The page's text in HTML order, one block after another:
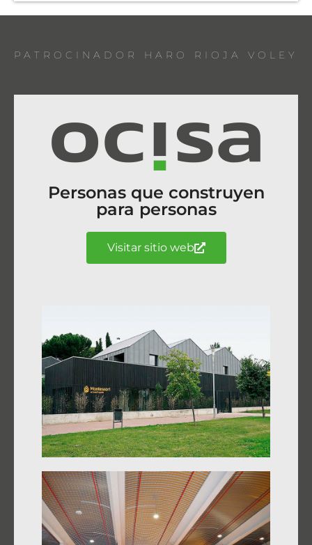
PATROCINADOR HARO RIOJA VOLEY
Personas que construyen
para personas
Visitar sitio web